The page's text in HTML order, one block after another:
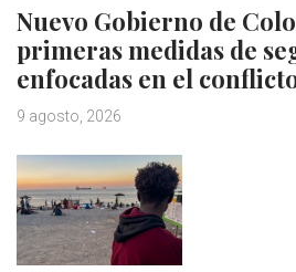
Nuevo Gobierno de
primeras medidas de
enfocadas en el
9 agosto, 2026